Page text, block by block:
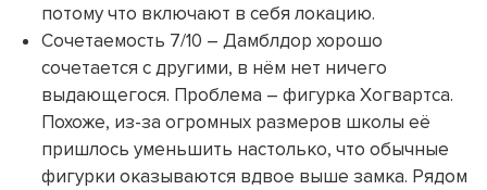
потому что включают в себя локацию.
Сочетаемость 7/10 – Дамблдор хорошо
сочетается с другими, в нём нет ничего
выдающегося. Проблема – фигурка Хогвартса.
Похоже, из-за огромных размеров школы её
пришлось уменьшить настолько, что обычные
фигурки оказываются вдвое выше замка. Рядом